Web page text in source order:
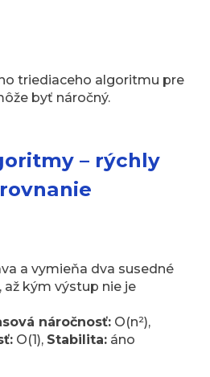
triediaceho algoritmu pre
byť náročný.
– rýchly
a vymieňa dva susedné
kým výstup nie je
náročnosť: O(n²),
O(1), Stabilita: áno